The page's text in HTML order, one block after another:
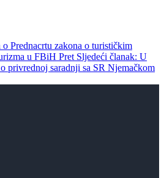
Prednacrtu zakona o turističkim
u FBiH Pret Sljedeći članak: U
privrednoj saradnji sa SR Njemačkom